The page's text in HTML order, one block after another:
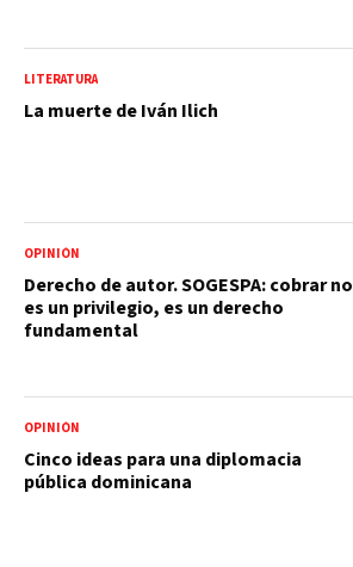
LITERATURA
La muerte de Iván Ilich
OPINIÓN
Derecho de autor. SOGESPA: cobrar no
es un privilegio, es un derecho
fundamental
OPINIÓN
Cinco ideas para una diplomacia
pública dominicana